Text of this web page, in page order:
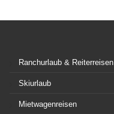
Ranchurlaub & Reiterreisen
Skiurlaub
Mietwagenreisen